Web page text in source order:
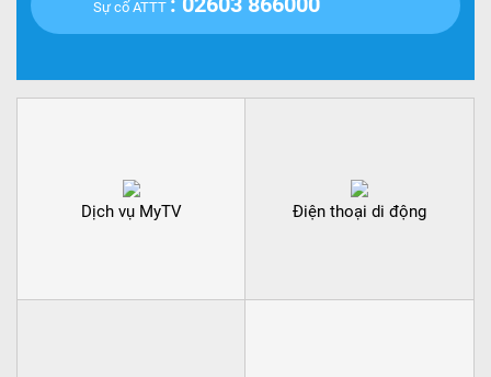
Sự cố ATTT
Dịch vụ MyTV Điện thoại di động